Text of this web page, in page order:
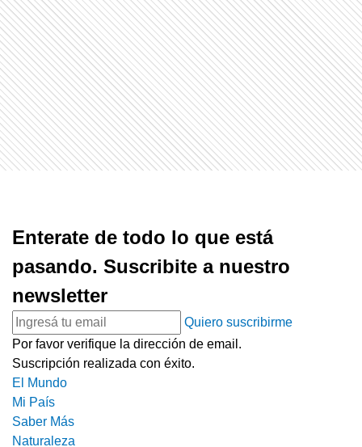
Enterate de todo lo que está
pasando. Suscribite a nuestro
newsletter
Quiero suscribirme
Por favor verifique la dirección de email.
Suscripción realizada con éxito.
El Mundo
Mi País
Saber Más
Naturaleza